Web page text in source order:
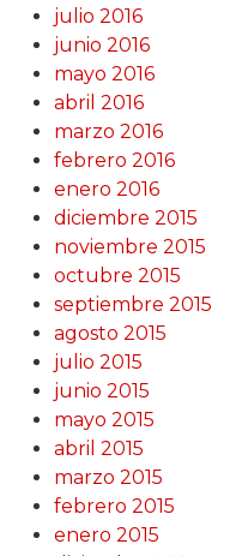
julio 2016
junio 2016
mayo 2016
abril 2016
marzo 2016
febrero 2016
enero 2016
diciembre 2015
noviembre 2015
octubre 2015
septiembre 2015
agosto 2015
julio 2015
junio 2015
mayo 2015
abril 2015
marzo 2015
febrero 2015
enero 2015